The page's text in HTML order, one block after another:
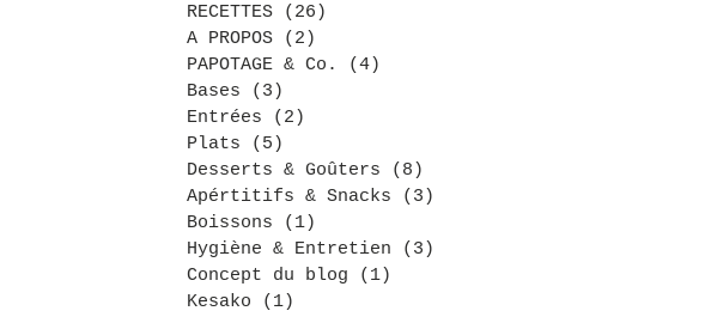
RECETTES (26)
A PROPOS
(2)
PAPOTAGE & Co.
(4)
Bases
(3)
Entrées
(2)
Plats
(5)
Desserts & Goûters
(8)
Apértitifs & Snacks
(3)
Boissons
(1)
Hygiène & Entretien
(3)
Concept du blog
(1)
Kesako
(1)